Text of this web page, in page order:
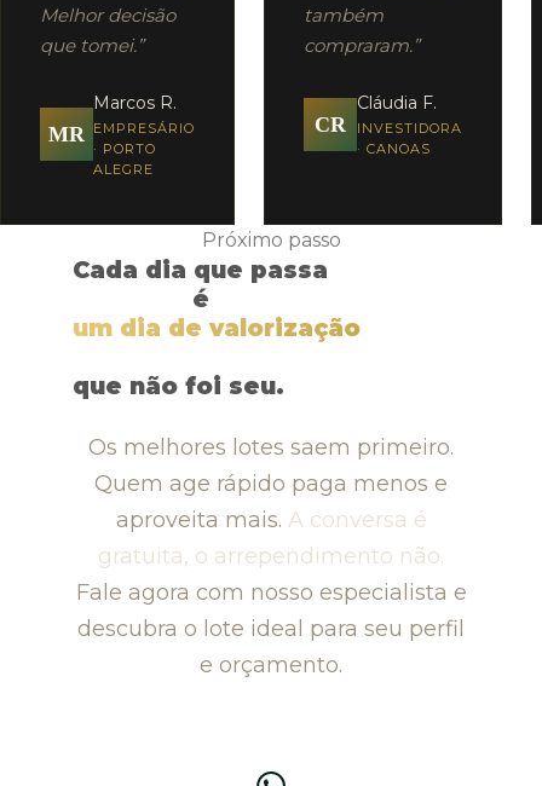
Melhor decisão
que tomei.”
MR
Marcos R.
EMPRESÁRIO
· PORTO
ALEGRE
também
compraram.”
CR
Cláudia F.
INVESTIDORA
· CANOAS
Próximo passo
Cada dia que passa
é
um dia de valorização
que não foi seu.
Os melhores lotes saem primeiro.
Quem age rápido paga menos e
aproveita mais. A conversa é
gratuita, o arrependimento não.
Fale agora com nosso especialista e
descubra o lote ideal para seu perfil
e orçamento.